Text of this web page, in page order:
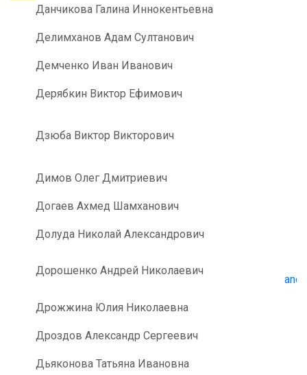
Данчикова Галина Иннокентьевна
Делимханов Адам Султанович
Демченко Иван Иванович
Дерябкин Виктор Ефимович
Дзюба Виктор Викторович
Димов Олег Дмитриевич
Догаев Ахмед Шамханович
Долуда Николай Александрович
Дорошенко Андрей Николаевич
Дрожжина Юлия Николаевна
Дроздов Александр Сергеевич
Дьяконова Татьяна Ивановна